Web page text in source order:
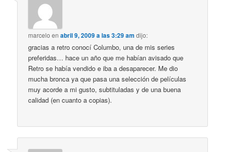
marcelo enabril 9, 2009 a las 3:29 am dijo:
gracias a retro conocí Columbo, una de mis series
preferidas… hace un año que me habían avisado que
Retro se había vendido e iba a desaparecer. Me dio
mucha bronca ya que pasa una selección de películas
muy acorde a mi gusto, subtituladas y de una buena
calidad (en cuanto a copias).